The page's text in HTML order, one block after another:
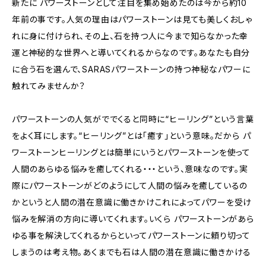
新たに パワーストーンとして注目を集め始めたのは今から約10
年前の事です。人気の理由はパワーストーンは見ても美しくおしゃ
れに身に付けられ、その上、石を持つ人に今まで知らなかった幸
運と神秘的な世界へと導いてくれるからなのです。あなたも自分
に合う石を選んで、SARASパワーストーンの持つ神秘なパワーに
触れてみませんか？
パワーストーンの人気がででくると同時に“ヒーリング”という言葉
をよく耳にします。“ヒーリング”とは｢癒す｣という意味。だから パ
ワーストーンヒーリングとは簡単にいうとパワーストーンを使って
人間のあらゆる悩みを癒してくれる・・・という、意味なのです。実
際にパワーストーンがどのようにして人間の悩みを癒しているの
かというと人間の潜在意識に働きかけこれによってパワーを受け
悩みを解消の方向に導いてくれます。いくら パワーストーンがあら
ゆる事を解決してくれるからといってパワーストーンに頼り切って
しまうのは考え物。あくまでも石は人間の潜在意識に働きかける